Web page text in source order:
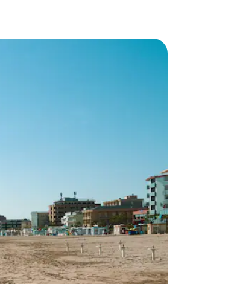
kwa kugusa au kutelezesha kidole kwenye ishara.